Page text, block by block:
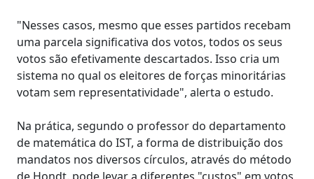
"Nesses casos, mesmo que esses partidos recebam
uma parcela significativa dos votos, todos os seus
votos são efetivamente descartados. Isso cria um
sistema no qual os eleitores de forças minoritárias
votam sem representatividade", alerta o estudo.
Na prática, segundo o professor do departamento
de matemática do IST, a forma de distribuição dos
mandatos nos diversos círculos, através do método